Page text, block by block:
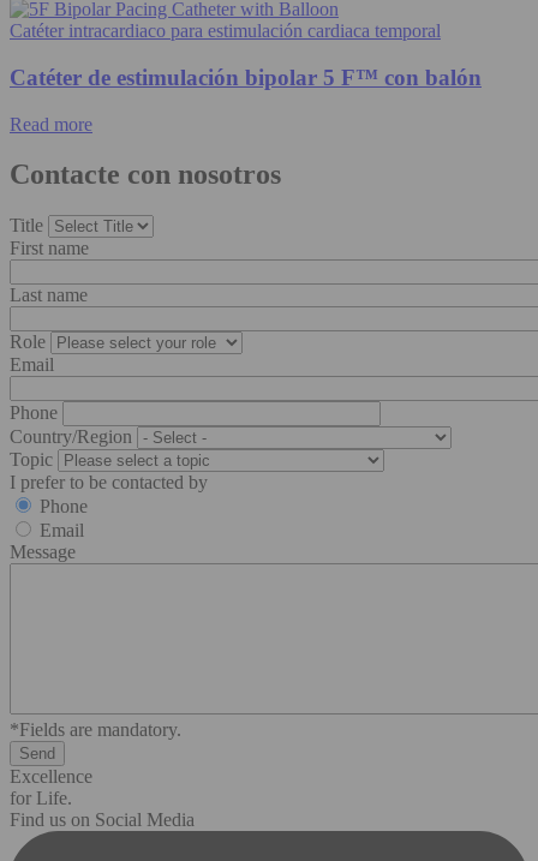
Catéter intracardiaco para estimulación cardiaca temporal
Catéter de estimulación bipolar 5 F™ con balón
Read more
Contacte con nosotros
Title
First name
Last name
Role
Email
Phone
Country/Region
Topic
I prefer to be contacted by
Phone
Email
Message
*Fields are mandatory.
Excellence
for Life.
Find us on Social Media